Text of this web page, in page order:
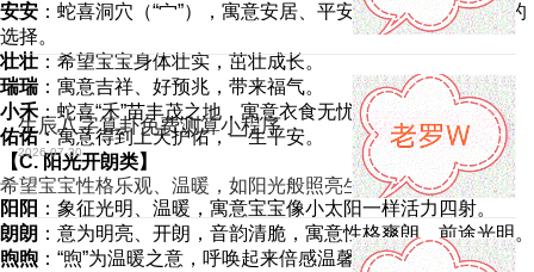
安安 ：蛇喜洞穴（“宀”），寓意安居、平安，是极为稳妥吉祥的
选择。
壮壮 ：希望宝宝身体壮实，茁壮成长。
瑞瑞：寓意吉祥、好预兆，带来福气。
小禾：蛇喜“禾”苗丰茂之地，寓意衣食无忧，生命茁壮。
佑佑：寓意得到上天护佑，一生平安。
【C. 阳光开朗类】
希望宝宝性格乐观、温暖，如阳光般照亮生活。
阳阳 ：象征光明、温暖，寓意宝宝像小太阳一样活力四射。
朗朗 ：意为明亮、开朗，音韵清脆，寓意性格爽朗，前途光明。
煦煦 ：“煦”为温暖之意，呼唤起来倍感温馨。
生辰八字算卦免费测算小程序
2026-07-30